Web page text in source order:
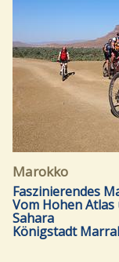
Marokko
Faszinierendes
Vom Hohen
Sahara
Königstadt